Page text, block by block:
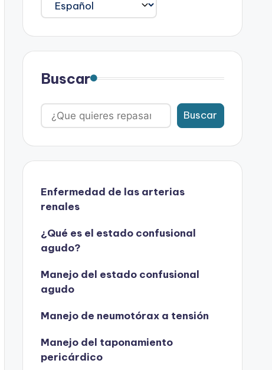
Buscar
Buscar
Enfermedad de las arterias
renales
¿Qué es el estado confusional
agudo?
Manejo del estado confusional
agudo
Manejo de neumotórax a tensión
Manejo del taponamiento
pericárdico